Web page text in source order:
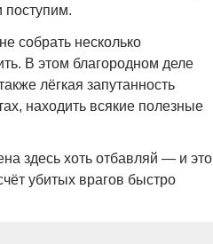
поступим.
собрать несколько
В этом благородном деле
лёгкая запутанность
находить всякие полезные
здесь хоть отбавляй — и это
убитых врагов быстро